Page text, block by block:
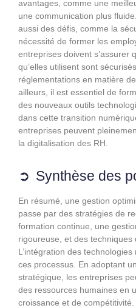
avantages, comme une
une communication plus
aussi des défis, comme la
nécessité de former les
entreprises doivent s’assurer
qu’elles utilisent sont
réglementations en matière
ailleurs, il est essentiel de
des nouveaux outils
dans cette transition
entreprises peuvent
la digitalisation des RH.
Synthèse des
En résumé, une gestion
passe par des stratégies de
formation continue, une
rigoureuse, et des techniques
L’intégration des
ces processus. En adoptant
stratégique, les entreprises
des ressources humaines en
croissance et de